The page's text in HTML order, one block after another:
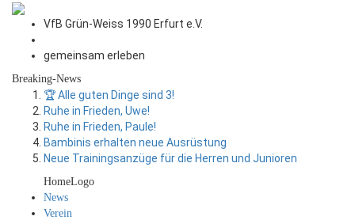
VfB Grün-Weiss 1990 Erfurt e.V.
gemeinsam erleben
Breaking-News
🏆 Alle guten Dinge sind 3!
Ruhe in Frieden, Uwe!
Ruhe in Frieden, Paule!
Bambinis erhalten neue Ausrüstung
Neue Trainingsanzüge für die Herren und Junioren
HomeLogo
News
Verein